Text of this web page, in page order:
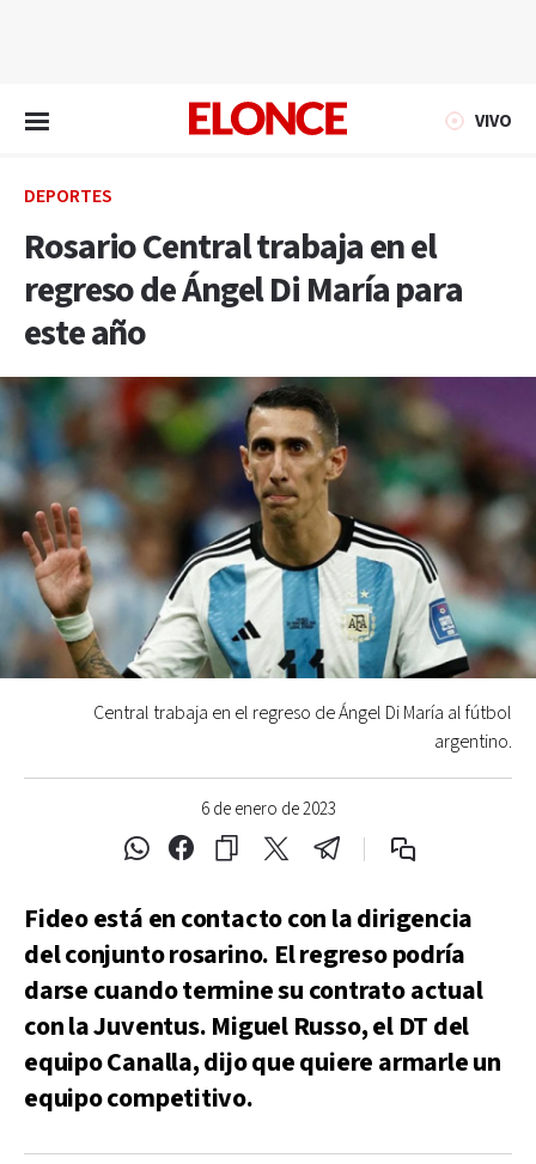
VIVO
DEPORTES
Rosario Central trabaja en el
regreso de Ángel Di María para
este año
6 de enero de 2023
Central trabaja en el regreso de Ángel Di María al fútbol
argentino.
Fideo está en contacto con la dirigencia
del conjunto rosarino. El regreso podría
darse cuando termine su contrato actual
con la Juventus. Miguel Russo, el DT del
equipo Canalla, dijo que quiere armarle un
equipo competitivo.